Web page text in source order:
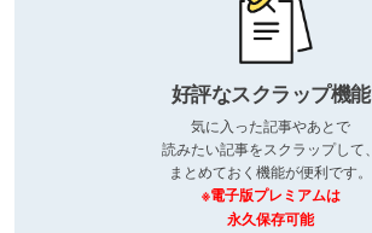
好評なスクラップ機能
気に入った記事やあとで
読みたい記事をスクラップして、
まとめておく機能が便利です。
※電子版プレミアムは
永久保存可能